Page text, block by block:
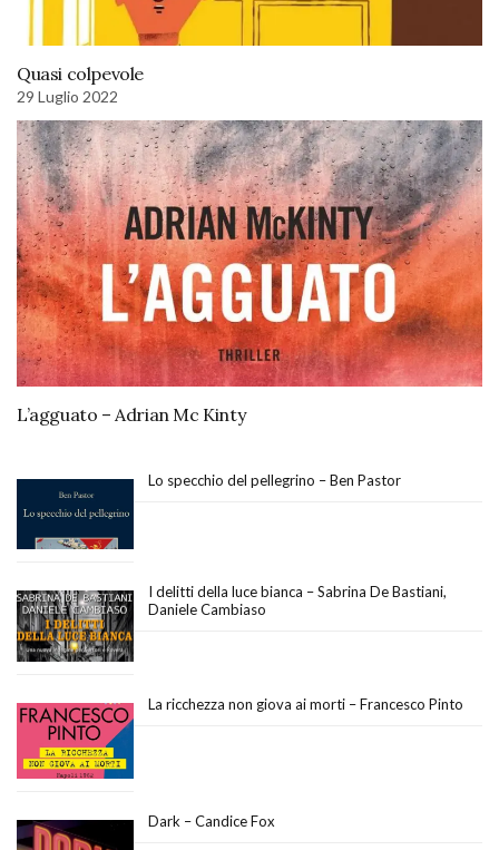
Quasi colpevole
29 Luglio 2022
L’agguato – Adrian Mc Kinty
Lo specchio del pellegrino – Ben Pastor
I delitti della luce bianca – Sabrina De Bastiani,
Daniele Cambiaso
La ricchezza non giova ai morti – Francesco Pinto
Dark – Candice Fox